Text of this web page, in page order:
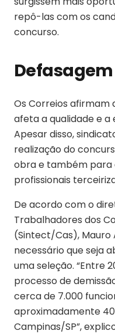
repô-las com os
concurso.
Os Correios afirmam
afeta a qualidade e a
Apesar disso,
realização do
obra e também para
profissionais
De acordo com o
Trabalhadores dos
(Sintect/Cas), Mauro
necessário que seja
uma seleção. “Entre
processo de
cerca de 7.000
aproximadamente
Campinas/SP”,